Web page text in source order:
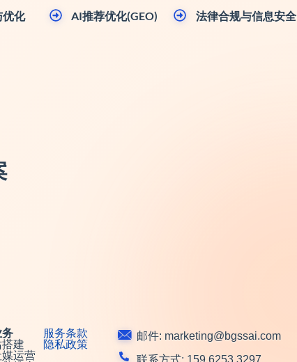
优化 AI推荐优化(GEO) 法律合规与信息安全
建
运营
服务条款
隐私政策
邮件: marketing@bgssai.com